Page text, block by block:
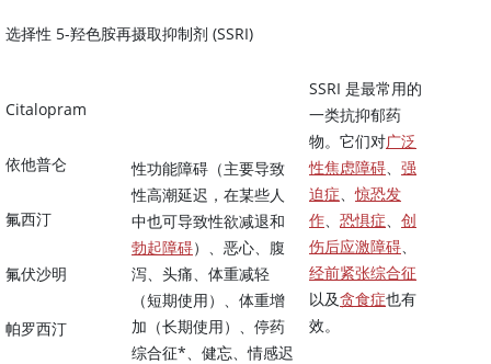
选择性 5-羟色胺再摄取抑制剂 (SSRI)
Citalopram
依他普仑
氟西汀
氟伏沙明
帕罗西汀
性功能障碍（主要导致
性高潮延迟，在某些人
中也可导致性欲减退和
勃起障碍）、恶心、腹
泻、头痛、体重减轻
（短期使用）、体重增
加（长期使用）、停药
综合征*、健忘、情感迟
SSRI 是最常用的
一类抗抑郁药
物。它们对广泛
性焦虑障碍、 强
迫症、惊恐发
作、 恐惧症、 创
伤后应激障碍、
经前紧张综合征
以及贪食症也有
效。